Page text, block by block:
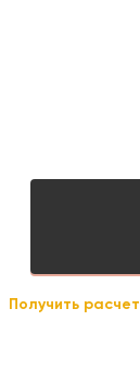
Получить расчет